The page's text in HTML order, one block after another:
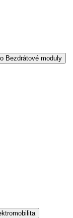
Bezdrátové moduly